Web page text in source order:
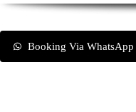
Booking Via WhatsApp